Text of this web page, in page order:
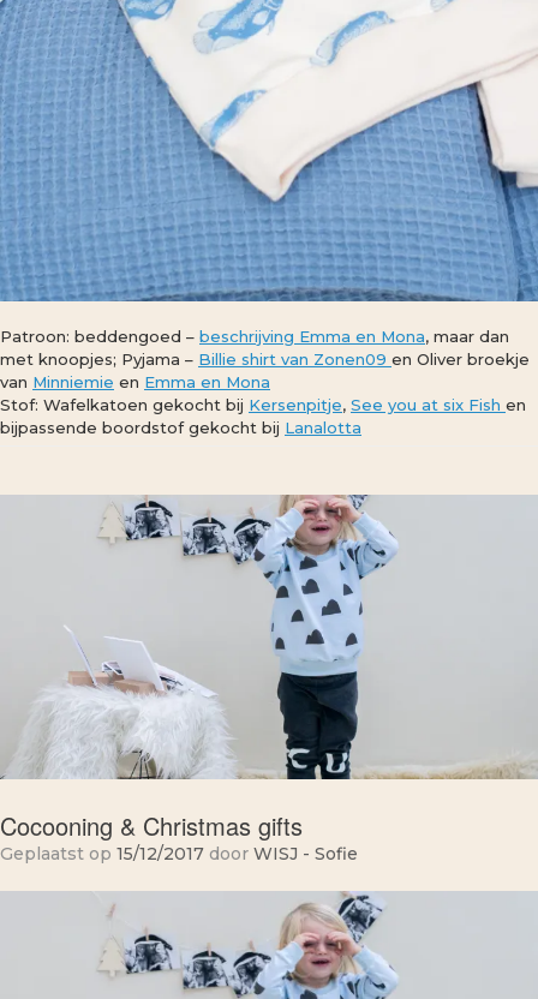
Patroon: beddengoed – beschrijving Emma en Mona, maar dan
met knoopjes; Pyjama – Billie shirt van Zonen09 en Oliver broekje
van Minniemie en Emma en Mona
Stof: Wafelkatoen gekocht bij Kersenpitje, See you at six Fish en
bijpassende boordstof gekocht bij Lanalotta
Cocooning & Christmas gifts
Geplaatst op 15/12/2017 door WISJ - Sofie